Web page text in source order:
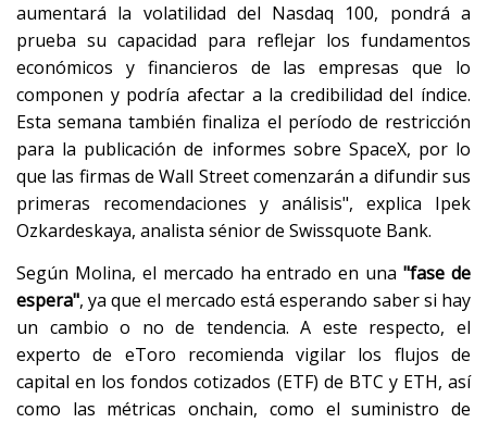
aumentará la volatilidad del Nasdaq 100, pondrá a
prueba su capacidad para reflejar los fundamentos
económicos y financieros de las empresas que lo
componen y podría afectar a la credibilidad del índice.
Esta semana también finaliza el período de restricción
para la publicación de informes sobre SpaceX, por lo
que las firmas de Wall Street comenzarán a difundir sus
primeras recomendaciones y análisis", explica Ipek
Ozkardeskaya, analista sénior de Swissquote Bank.
Según Molina, el mercado ha entrado en una"fase de
espera", ya que el mercado está esperando saber si hay
un cambio o no de tendencia. A este respecto, el
experto de eToro recomienda vigilar los flujos de
capital en los fondos cotizados (ETF) de BTC y ETH, así
como las métricas onchain, como el suministro de